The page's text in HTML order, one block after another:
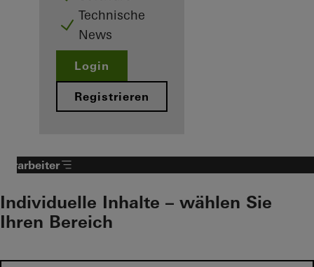
Technische
News
Login
Registrieren
Verarbeiter
Individuelle Inhalte – wählen Sie
Ihren Bereich